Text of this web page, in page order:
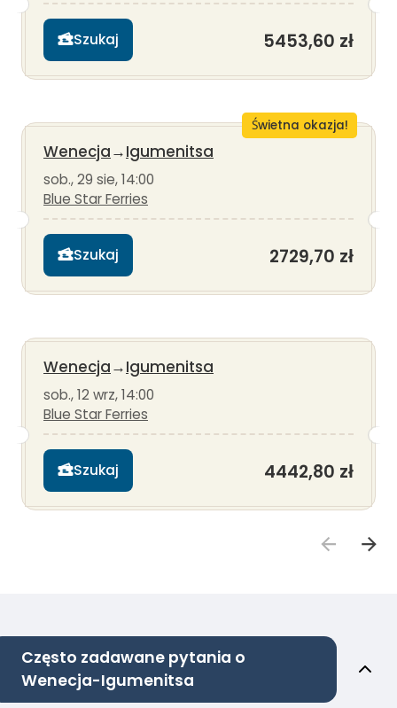
Szukaj 5453,60 zł
Świetna okazja!
Wenecja→Igumenitsa
sob., 29 sie, 14:00
Blue Star Ferries
Szukaj 2729,70 zł
Wenecja→Igumenitsa
sob., 12 wrz, 14:00
Blue Star Ferries
Szukaj 4442,80 zł
Często zadawane pytania o
Wenecja-Igumenitsa